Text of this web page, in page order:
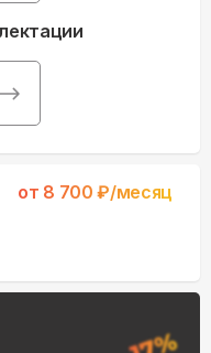
от 8 700 ₽/месяц